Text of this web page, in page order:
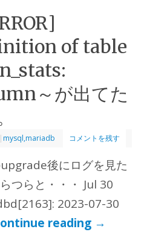
of table
～が出てた
| mysql,mariadb コメントを残す
後にログを見た
つらと・・・ Jul 30
2023-07-30
reading →